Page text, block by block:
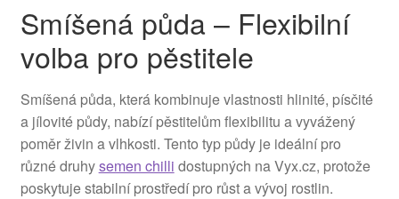
Smíšená půda – Flexibilní
volba pro pěstitele
Smíšená půda, která kombinuje vlastnosti hlinité, písčité
a jílovité půdy, nabízí pěstitelům flexibilitu a vyvážený
poměr živin a vlhkosti. Tento typ půdy je ideální pro
různé druhysemen chilli dostupných na Vyx.cz, protože
poskytuje stabilní prostředí pro růst a vývoj rostlin.